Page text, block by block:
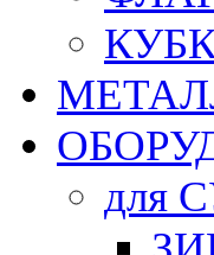
для